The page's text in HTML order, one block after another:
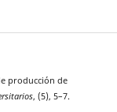
producción de
, (5), 5–7.